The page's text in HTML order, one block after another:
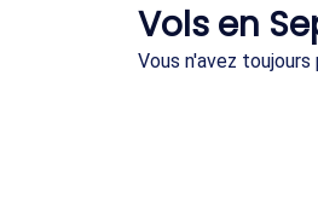
Vols en
Vous n'avez